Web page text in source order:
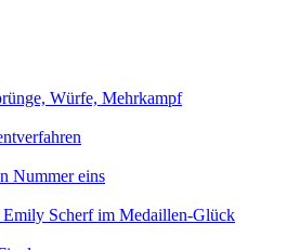
Würfe, Mehrkampf
Nummer eins
Emily Scherf im Medaillen-Glück